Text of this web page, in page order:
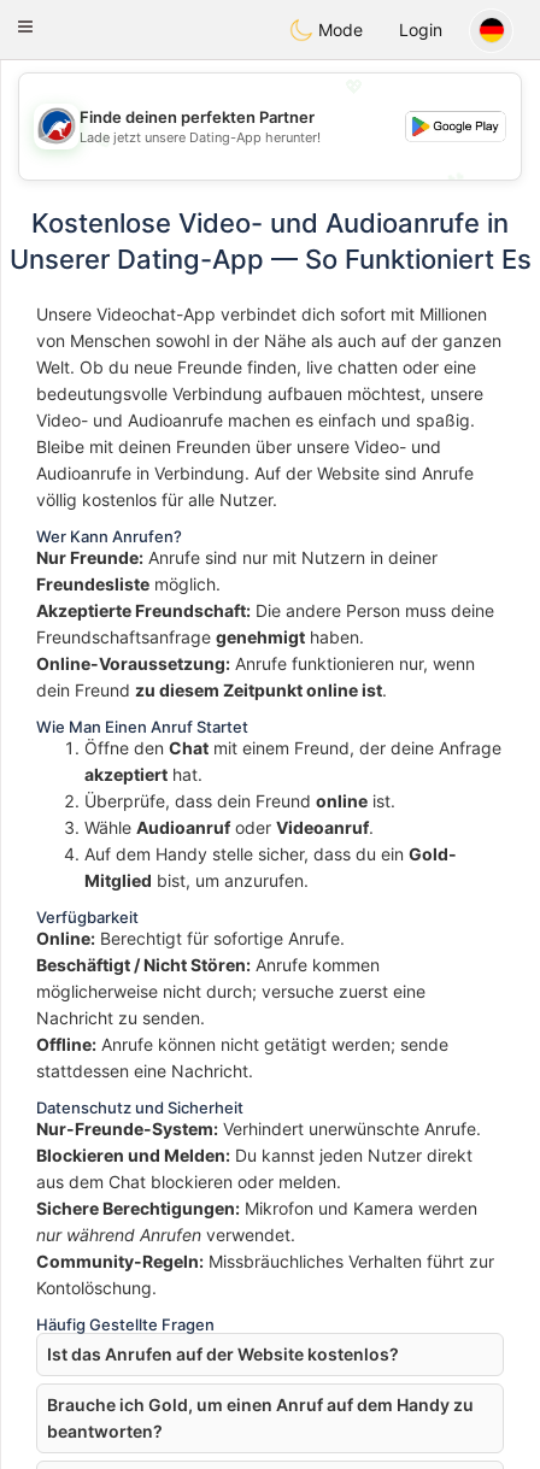
Australia Chat
Toggle
Mode Login
💖
💕
Finde deinen perfekten Partner
Lade jetzt unsere Dating-App herunter!
Kostenlose Video- und Audioanrufe in
Unserer Dating-App — So Funktioniert Es
Unsere Videochat-App verbindet dich sofort mit Millionen
von Menschen sowohl in der Nähe als auch auf der ganzen
Welt. Ob du neue Freunde finden, live chatten oder eine
bedeutungsvolle Verbindung aufbauen möchtest, unsere
Video- und Audioanrufe machen es einfach und spaßig.
Bleibe mit deinen Freunden über unsere Video- und
Audioanrufe in Verbindung. Auf der Website sind Anrufe
völlig kostenlos für alle Nutzer.
Wer Kann Anrufen?
Nur Freunde: Anrufe sind nur mit Nutzern in deiner
Freundesliste möglich.
Akzeptierte Freundschaft: Die andere Person muss deine
Freundschaftsanfrage genehmigt haben.
Online-Voraussetzung: Anrufe funktionieren nur, wenn
dein Freund zu diesem Zeitpunkt online ist.
Wie Man Einen Anruf Startet
Öffne den Chat mit einem Freund, der deine Anfrage
akzeptiert hat.
Überprüfe, dass dein Freund online ist.
Wähle Audioanrufoder Videoanruf.
Auf dem Handy stelle sicher, dass du ein Gold-
Mitglied bist, um anzurufen.
Verfügbarkeit
Online: Berechtigt für sofortige Anrufe.
Beschäftigt / Nicht Stören: Anrufe kommen
möglicherweise nicht durch; versuche zuerst eine
Nachricht zu senden.
Offline: Anrufe können nicht getätigt werden; sende
stattdessen eine Nachricht.
Datenschutz und Sicherheit
Nur-Freunde-System: Verhindert unerwünschte Anrufe.
Blockieren und Melden: Du kannst jeden Nutzer direkt
aus dem Chat blockieren oder melden.
Sichere Berechtigungen: Mikrofon und Kamera werden
nur während Anrufen verwendet.
Community-Regeln: Missbräuchliches Verhalten führt zur
Kontolöschung.
Häufig Gestellte Fragen
Ist das Anrufen auf der Website kostenlos?
Brauche ich Gold, um einen Anruf auf dem Handy zu
beantworten?